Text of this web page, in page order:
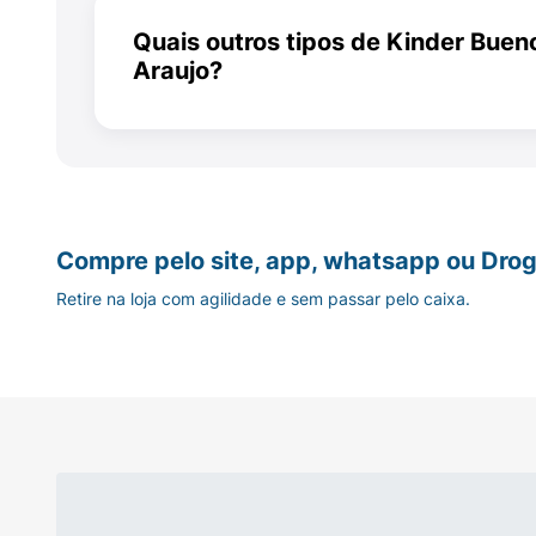
Gorduras saturadas
recomenda-se consultar o pediatra
consumo.
Quais outros tipos de Kinder
Araujo?
Compre pelo site, app, whatsapp ou
Retire na loja com agilidade e sem passar pelo caixa.